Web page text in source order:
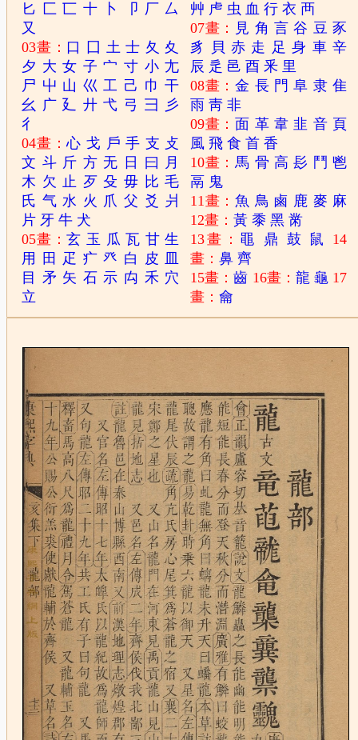
匕 匚 匸 十 卜 卩 厂 厶
又
03畫： 口 囗 土 士 夂 夊
夕 大 女 子 宀 寸 小 尢
尸 屮 山 巛 工 己 巾 干
幺 广 廴 廾 弋 弓 彐
彡
彳
04畫：心 戈 戶 手 支 攴
文 斗 斤 方 无 日 曰 月
木 欠 止 歹 殳 毋 比 毛
氏 气 水 火 爪 父 爻 爿
片 牙 牛 犬
05畫：玄 玉 瓜 瓦 甘 生
用
田 疋 疒 癶 白 皮
目
矛 矢 石 示 禸 禾 穴
立
艸 虍 虫 血 行 衣 襾
07畫： 見 角 言 谷 豆 豕
豸
貝 赤 走 足 身 車 辛
辰 辵 邑 酉 釆 里
08畫：金 長 門 阜 隶 隹
雨 靑 非
09畫： 面 革 韋 韭 音 頁
風 飛 食 首 香
10畫：馬 骨 高 髟 鬥 鬯
鬲 鬼
11畫：魚 鳥 鹵 鹿 麥 麻
12畫：黃 黍 黑 黹
13畫： 黽 鼎 鼓 鼠
14
畫：鼻 齊
15畫：齒 16畫： 龍 龜 17
畫：龠